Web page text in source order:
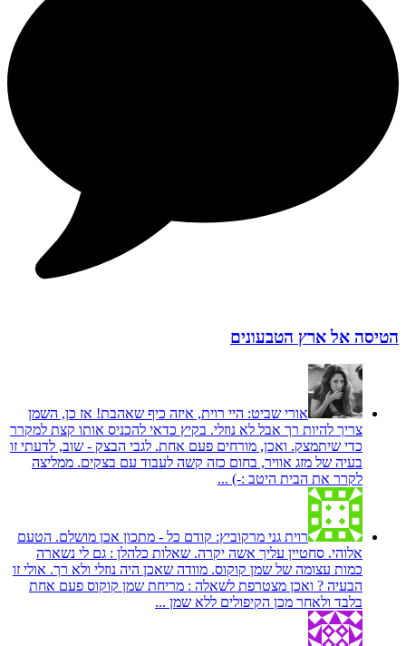
הטיסה אל ארץ הטבעונים
אורי שביט: היי רוית, איזה כיף שאהבת! אז כן, השמן
צריך להיות רך אבל לא נוזלי. בקיץ כדאי להכניס אותו קצת למקרר
כדי שיתמצק. ואכן, מורחים פעם אחת. לגבי הבצק - שוב, לדעתי זו
בעיה של מזג אוויר, בחום כזה קשה לעבוד עם בצקים. ממליצה
לקרר את הבית היטב :-) ...
רוית גני מרקוביץ: קודם כל - מתכון אכן מושלם. הטעם
אלוהי. סחטיין עליך אשה יקרה. שאלות כלהלן : גם לי נשארה
כמות עצומה של שמן קוקוס. מוודה שאכן היה נוזלי ולא רך. אולי זו
הבעיה ? ואכן מצטרפת לשאלה : מריחת שמן קוקוס פעם אחת
בלבד ולאחר מכן הקיפולים ללא שמן ...